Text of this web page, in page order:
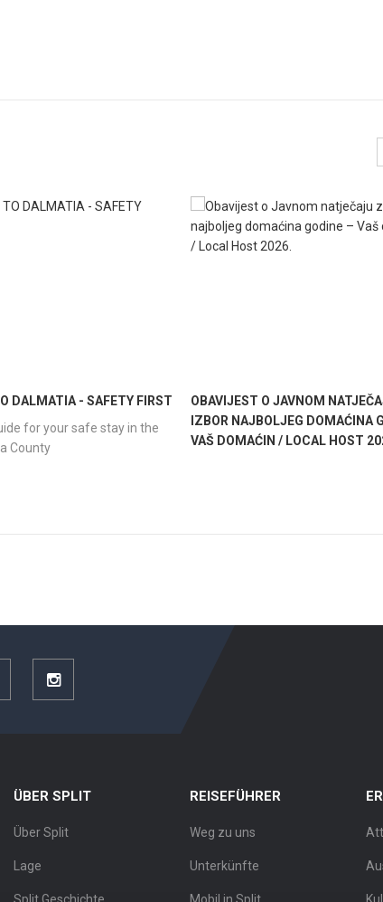
DALMATIA - SAFETY FIRST
for your safe stay in the
County
OBAVIJEST O JAVNOM
IZBOR NAJBOLJEG DOMAĆINA
VAŠ DOMAĆIN / LOCAL HOST
Instagram
ÜBER SPLIT
Über Split
Lage
REISEFÜHRER
Weg zu uns
Unterkünfte